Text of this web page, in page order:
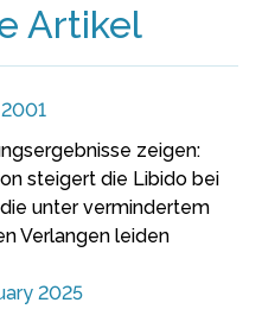
Artikel
zeigen:
steigert die Libido bei
die unter vermindertem
Verlangen leiden
2025